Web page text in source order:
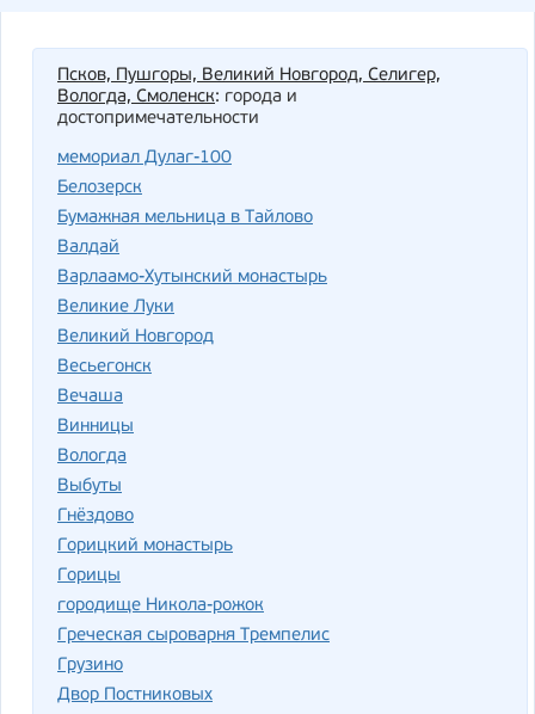
Псков, Пушгоры, Великий Новгород, Селигер,
Вологда, Смоленск: города и
достопримечательности
мемориал Дулаг-100
Белозерск
Бумажная мельница в Тайлово
Валдай
Варлаамо-Хутынский монастырь
Великие Луки
Великий Новгород
Весьегонск
Вечаша
Винницы
Вологда
Выбуты
Гнёздово
Горицкий монастырь
Горицы
городище Никола-рожок
Греческая сыроварня Тремпелис
Грузино
Двор Постниковых